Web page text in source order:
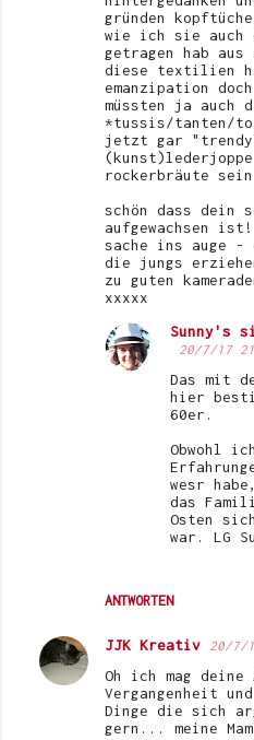
gründen
wie ich sie auch
getragen hab
diese textilien
emanzipation
müssten ja auch
*tussis/tanten/
jetzt gar
rockerbräute
schön dass dein
aufgewachsen
sache ins auge
die jungs
zu guten
xxxxx
ANTWORTEN
Sunny's
20/7/17
Das mit
hier
60er.
Obwohl
wesr
das
Osten
war. LG
JJK Kreativ 20/7/
Oh ich mag
Vergangenheit
Dinge die sich
gern... meine